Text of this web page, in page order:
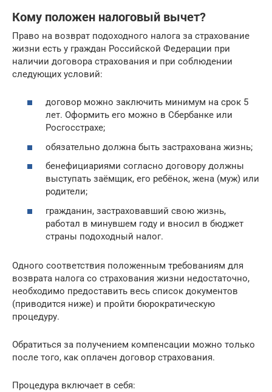
Кому положен налоговый вычет?
Право на возврат подоходного налога за страхование
жизни есть у граждан Российской Федерации при
наличии договора страхования и при соблюдении
следующих условий:
договор можно заключить минимум на срок 5
лет. Оформить его можно в Сбербанке или
Росгосстрахе;
обязательно должна быть застрахована жизнь;
бенефициариями согласно договору должны
выступать заёмщик, его ребёнок, жена (муж) или
родители;
гражданин, застраховавший свою жизнь,
работал в минувшем году и вносил в бюджет
страны подоходный налог.
Одного соответствия положенным требованиям для
возврата налога со страхования жизни недостаточно,
необходимо предоставить весь список документов
(приводится ниже) и пройти бюрократическую
процедуру.
Обратиться за получением компенсации можно только
после того, как оплачен договор страхования.
Процедура включает в себя: